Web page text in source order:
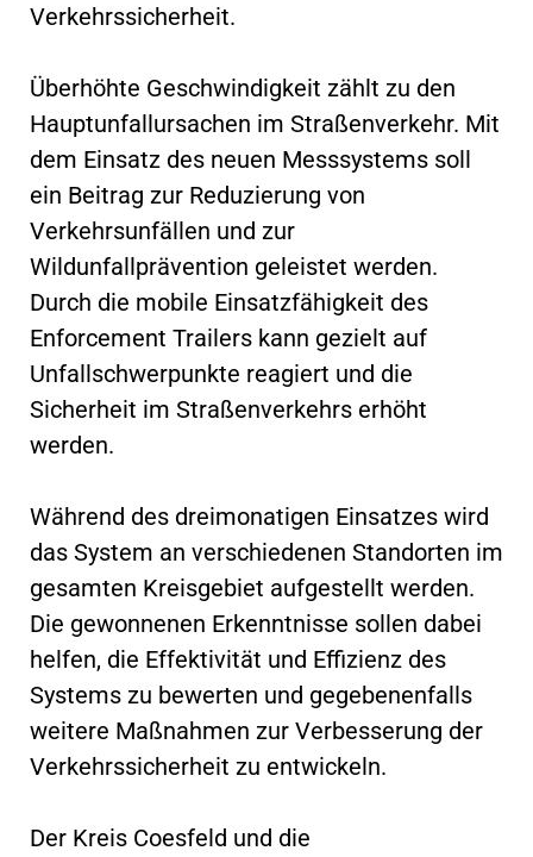
Verkehrssicherheit.
Überhöhte Geschwindigkeit zählt zu den
Hauptunfallursachen im Straßenverkehr. Mit
dem Einsatz des neuen Messsystems soll
ein Beitrag zur Reduzierung von
Verkehrsunfällen und zur
Wildunfallprävention geleistet werden.
Durch die mobile Einsatzfähigkeit des
Enforcement Trailers kann gezielt auf
Unfallschwerpunkte reagiert und die
Sicherheit im Straßenverkehrs erhöht
werden.
Während des dreimonatigen Einsatzes wird
das System an verschiedenen Standorten im
gesamten Kreisgebiet aufgestellt werden.
Die gewonnenen Erkenntnisse sollen dabei
helfen, die Effektivität und Effizienz des
Systems zu bewerten und gegebenenfalls
weitere Maßnahmen zur Verbesserung der
Verkehrssicherheit zu entwickeln.
Der Kreis Coesfeld und die